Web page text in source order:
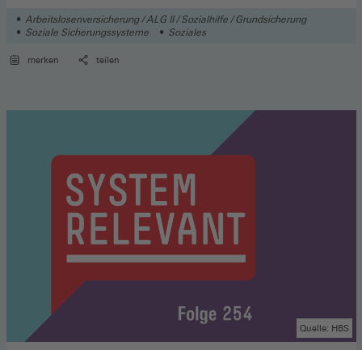
Arbeitslosenversicherung / ALG II / Sozialhilfe / Grundsicherung
Soziale Sicherungssysteme
Soziales
merken teilen
Quelle: HBS